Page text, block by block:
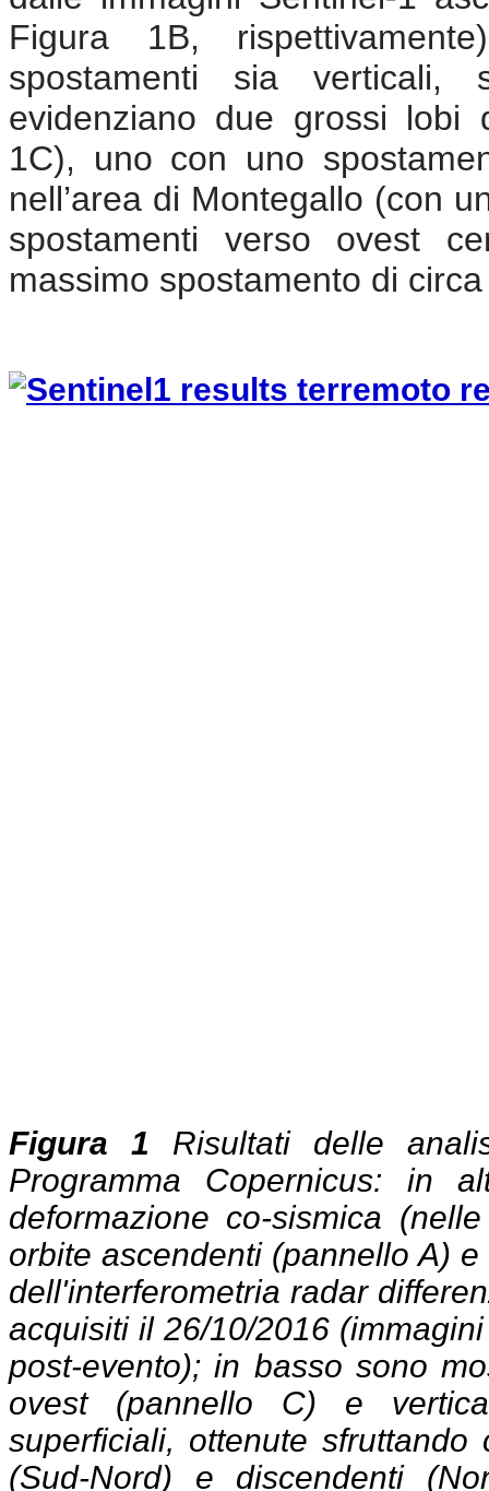
Figura 1B,
spostamenti sia verticali,
evidenziano due grossi lobi
1C), uno con uno
nell’area di Montegallo (con
spostamenti verso ovest
massimo spostamento di
Figura 1 Risultati delle
Programma Copernicus: in
deformazione co-sismica
orbite ascendenti (pannello A)
dell'interferometria radar
acquisiti il 26/10/2016
post-evento); in basso sono
ovest (pannello C) e
superficiali, ottenute
(Sud-Nord) e discendenti